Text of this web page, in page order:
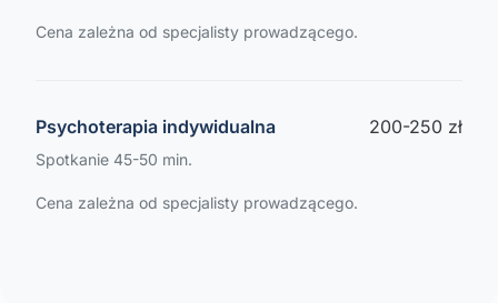
Cena zależna od specjalisty prowadzącego.
Psychoterapia indywidualna
Spotkanie 45-50 min.
Cena zależna od specjalisty prowadzącego.
200-250 zł